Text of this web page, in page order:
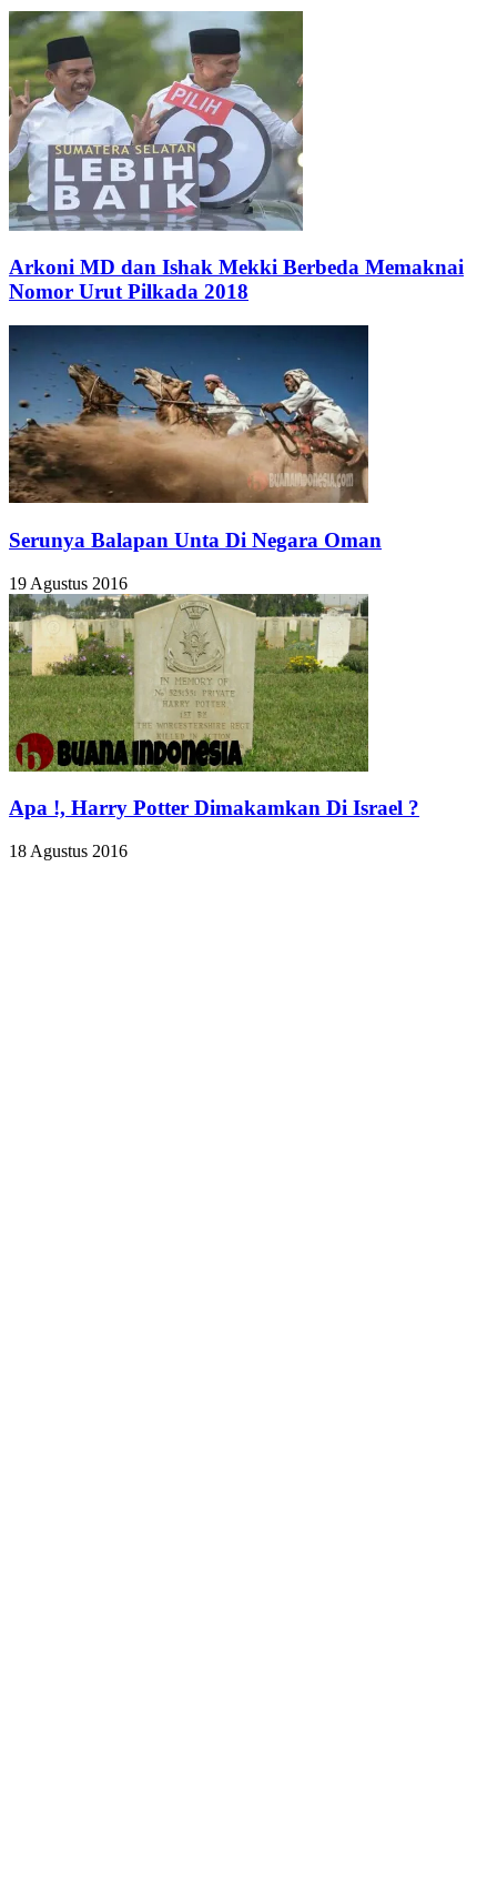
Arkoni MD dan Ishak Mekki Berbeda Memaknai
Nomor Urut Pilkada 2018
Serunya Balapan Unta Di Negara Oman
19 Agustus 2016
Apa !, Harry Potter Dimakamkan Di Israel ?
18 Agustus 2016